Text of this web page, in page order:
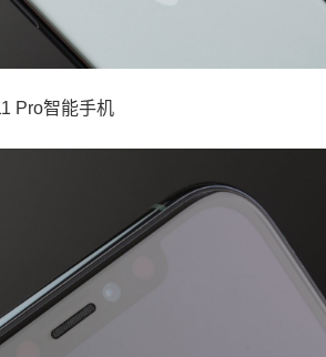
Pro智能手机